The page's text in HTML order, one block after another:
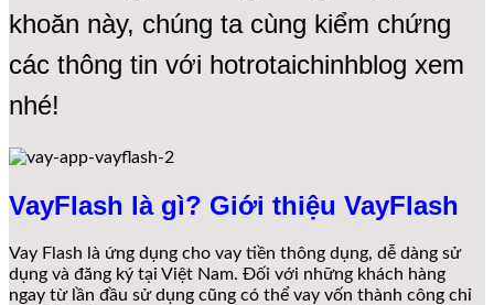
khoăn này, chúng ta cùng kiểm chứng
các thông tin với hotrotaichinhblog xem
nhé!
VayFlash là gì? Giới thiệu VayFlash
Vay Flash là ứng dụng cho vay tiền thông dụng, dễ dàng sử
dụng và đăng ký tại Việt Nam. Đối với những khách hàng
ngay từ lần đầu sử dụng cũng có thể vay vốn thành công chỉ